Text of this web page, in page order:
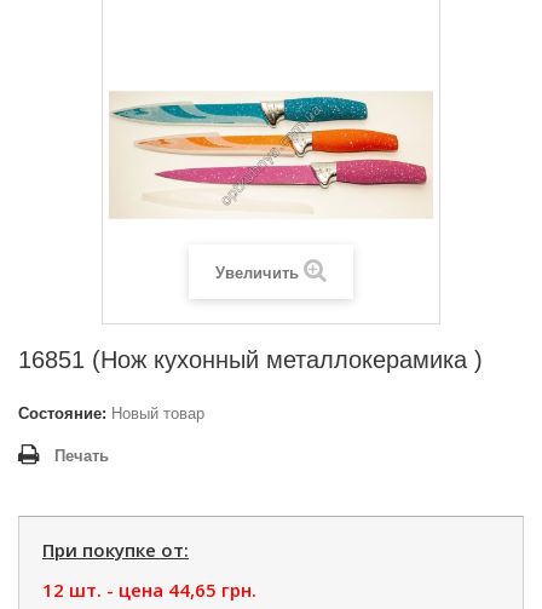
Увеличить
16851 (Нож кухонный металлокерамика )
Состояние: Новый товар
Печать
При покупке от:
12 шт. - цена 44,65 грн.